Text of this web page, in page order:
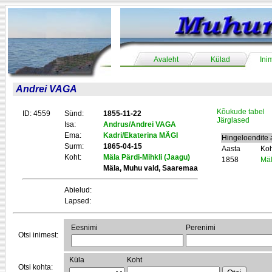
Avaleht Külad
Andrei VAGA
ID: 4559 Sünd:
1855-11-22
Isa:
Andrus/Andrei VAGA
Ema:
Kadri/Ekaterina MÄGI
Surm:
1865-04-15
Koht:
Mäla Pärdi-Mihkli (Jaagu)
Mäla, Muhu vald, Saaremaa
Abielud:
Lapsed:
Kõukude tabel
Järglased
Hingeloendite
Aasta
1858
Otsi inimest:
Eesnimi Perenimi
Otsi kohta:
Küla Koht